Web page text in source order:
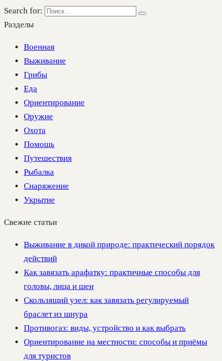
Search for:
Разделы
Военная
Выживание
Грибы
Еда
Ориентирование
Оружие
Охота
Помощь
Путешествия
Рыбалка
Снаряжение
Укрытие
Свежие статьи
Выживание в дикой природе: практический порядок
действий
Как завязать арафатку: практичные способы для
головы, лица и шеи
Скользящий узел: как завязать регулируемый
браслет из шнура
Противогаз: виды, устройство и как выбрать
Ориентирование на местности: способы и приёмы
для туристов